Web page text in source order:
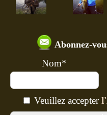
Abonnez-
Nom*
Veuillez accepter